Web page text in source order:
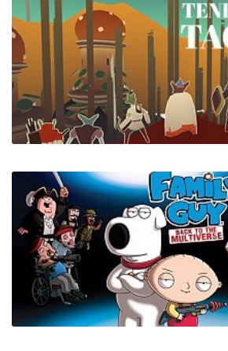
One Finger Death
Tenderfoot Tactics